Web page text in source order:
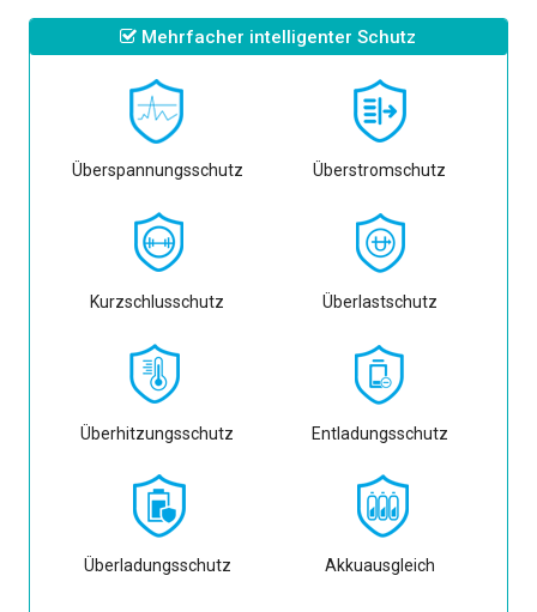
Mehrfacher intelligenter Schutz
Überspannungsschutz Überstromschutz
Kurzschlusschutz Überlastschutz
Überhitzungsschutz Entladungsschutz
Überladungsschutz Akkuausgleich